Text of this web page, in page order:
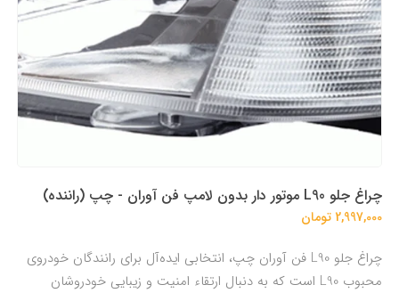
چراغ جلو L90 موتور دار بدون لامپ فن آوران - چپ (راننده)
2,997,000 تومان
چراغ جلو L90 فن آوران چپ، انتخابی ایده‌آل برای رانندگان خودروی
محبوب L90 است که به دنبال ارتقاء امنیت و زیبایی خودروشان